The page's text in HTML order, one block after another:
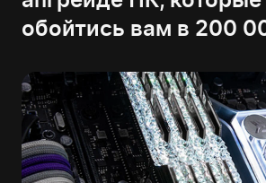
обойтись вам в 200